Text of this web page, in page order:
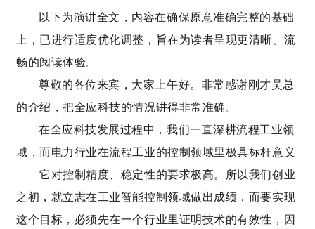
以下为演讲全文，内容在确保原意准确完整的基础
上，已进行适度优化调整，旨在为读者呈现更清晰、流
畅的阅读体验。
尊敬的各位来宾，大家上午好。非常感谢刚才吴总
的介绍，把全应科技的情况讲得非常准确。
在全应科技发展过程中，我们一直深耕流程工业领
域，而电力行业在流程工业的控制领域里极具标杆意义
——它对控制精度、稳定性的要求极高。所以我们创业
之初，就立志在工业智能控制领域做出成绩，而要实现
这个目标，必须先在一个行业里证明技术的有效性，因